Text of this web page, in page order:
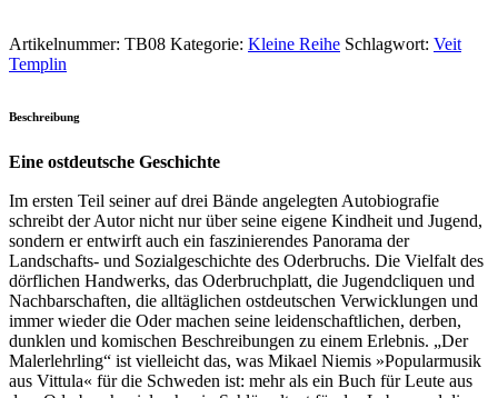
quantity
Artikelnummer: TB08 Kategorie: Kleine Reihe Schlagwort: Veit
Templin
Beschreibung
Eine ostdeutsche Geschichte
Im ersten Teil seiner auf drei Bände angelegten Autobiografie
schreibt der Autor nicht nur über seine eigene Kindheit und Jugend,
sondern er entwirft auch ein faszinierendes Panorama der
Landschafts- und Sozialgeschichte des Oderbruchs. Die Vielfalt des
dörflichen Handwerks, das Oderbruchplatt, die Jugendcliquen und
Nachbarschaften, die alltäglichen ostdeutschen Verwicklungen und
immer wieder die Oder machen seine leidenschaftlichen, derben,
dunklen und komischen Beschreibungen zu einem Erlebnis. „Der
Malerlehrling“ ist vielleicht das, was Mikael Niemis »Popularmusik
aus Vittula« für die Schweden ist: mehr als ein Buch für Leute aus